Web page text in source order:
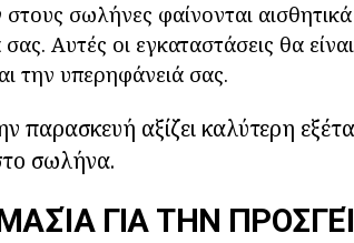
σωλήνες φαίνονται
Αυτές οι εγκαταστάσεις θα
την υπερηφάνειά σας.
παρασκευή αξίζει καλύτερη
σωλήνα.
ΓΙΑ ΤΗΝ